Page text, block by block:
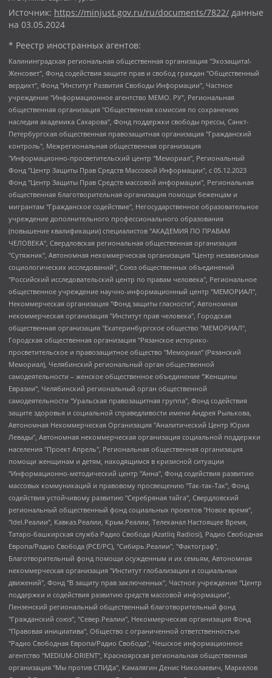
Источник: https://minjust.gov.ru/ru/documents/7822/ данные
на 03.05.2024
* Реестр иностранных агентов:
Калининградская региональная общественная организация "Экозащита!-Женсовет", Фонд содействия защите прав и свобод граждан "Общественный вердикт", Фонд "Институт Развития Свободы Информации", Частное учреждение "Информационное агентство МЕМО. РУ", Региональная общественная организация "Общественная комиссия по сохранению наследия академика Сахарова", Фонд поддержки свободы прессы, Санкт-Петербургская общественная правозащитная организация "Гражданский контроль", Межрегиональная общественная организация "Информационно-просветительский центр "Мемориал", Региональный Фонд "Центр Защиты Прав Средств Массовой Информации", с 05.12.2023 Фонд "Центр Защиты Прав Средств массовой информации", Региональная общественная благотворительная организация помощи беженцам и мигрантам "Гражданское содействие", Негосударственное образовательное учреждение дополнительного профессионального образования (повышение квалификации) специалистов "АКАДЕМИЯ ПО ПРАВАМ ЧЕЛОВЕКА", Свердловская региональная общественная организация "Сутяжник", Автономная некоммерческая организация "Центр независимых социологических исследований", Союз общественных объединений "Российский исследовательский центр по правам человека", Региональное общественное учреждение научно-информационный центр "МЕМОРИАЛ", Некоммерческая организация "Фонд защиты гласности", Автономная некоммерческая организация "Институт прав человека", Городская общественная организация "Екатеринбургское общество "МЕМОРИАЛ", Городская общественная организация "Рязанское историко-просветительское и правозащитное общество "Мемориал" (Рязанский Мемориал), Челябинский региональный орган общественной самодеятельности – женское общественное объединение "Женщины Евразии", Челябинский региональный орган общественной самодеятельности "Уральская правозащитная группа", Фонд содействия защите здоровья и социальной справедливости имени Андрея Рылькова, Автономная Некоммерческая Организация "Аналитический Центр Юрия Левады", Автономная некоммерческая организация социальной поддержки населения "Проект Апрель", Региональная общественная организация помощи женщинам и детям, находящимся в кризисной ситуации "Информационно-методический центр "Анна", Фонд содействия развитию массовых коммуникаций и правовому просвещению "Так-так-Так", Фонд содействия устойчивому развитию "Серебряная тайга", Свердловский региональный общественный фонд социальных проектов "Новое время", "Idel.Реалии", Кавказ.Реалии, Крым.Реалии, Телеканал Настоящее Время, Татаро-башкирская служба Радио Свобода (Azatliq Radiosi), Радио Свободная Европа/Радио Свобода (PCE/PC), "Сибирь.Реалии", "Фактограф", Благотворительный фонд помощи осужденным и их семьям, Автономная некоммерческая организация "Институт глобализации и социальных движений", Фонд "В защиту прав заключенных", Частное учреждение "Центр поддержки и содействия развитию средств массовой информации", Пензенский региональный общественный благотворительный фонд "Гражданский союз", "Север.Реалии", Некоммерческая организация Фонд "Правовая инициатива", Общество с ограниченной ответственностью "Радио Свободная Европа/Радио Свобода", Чешское информационное агентство "MEDIUM-ORIENT", Красноярская региональная общественная организация "Мы против СПИДа", Камалягин Денис Николаевич, Маркелов Сергей Евгеньевич, Пономарев Лев Александрович, Савицкая Людмила Алексеевна, Автономная некоммерческая организация "Центр по работе с проблемой насилия "НАСИЛИЮ.НЕТ", Межрегиональный профессиональный союз работников здравоохранения "Альянс врачей", Юридическое лицо, зарегистрированное в Латвийской Республике, SIA "Medusa Project" (регистрационный номер 40103797863, дата регистрации 10.06.2014), Некоммерческая организация "Фонд по борьбе с коррупцией", Автономная некоммерческая организация "Институт права и публичной политики", Баданин Роман Сергеевич, Гликин Максим Александрович, Железнова Мария Михайловна, Лукьянова Юлия Сергеевна, Маетная Елизавета Витальевна, Маняхин Петр Борисович, Чуракова Ольга Владимировна, Ярош Юлия Петровна, Юридическое лицо "The Insider SIA", зарегистрированное в Риге, Латвийская Республика (дата регистрации 26.06.2015), являющееся администратором доменного имени интернет-издания "The Insider SIA", https://theins.ru, Постернак Алексей Евгеньевич, Рубин Михаил Аркадьевич, Анин Роман Александрович, Юридическое лицо Istories fonds, зарегистрированное в Латвийской Республике (регистрационный номер 50008295751, дата регистрации 24.02.2020), Великовский Дмитрий Александрович, Долинина Ирина Николаевна, Мароховская Алеся Алексеевна, Шлейнов Роман Юрьевич, Шмагун Олеся Валентиновна, Общество с ограниченной ответственностью "Альтаир 2021", Общество с ограниченной ответственностью "Вега 2021", Общество с ограниченной ответственностью "Главный редактор 2021", Общество с ограниченной ответственностью "Ромашки монолит", Важенков Артем Валерьевич, Ивановская областная общественная организация "Центр гендерных исследований", Гурман Юрий Альбертович, Медиапроект "ОВД-Инфо", Егоров Владимир Владимирович, Жилинский Владимир Александрович, Общество с ограниченной ответственностью "ЗП", Иванова София Юрьевна, Карезина Инна Павловна, Кильтау Екатерина Викторовна, Петров Алексей Викторович, Пискунов Сергей Евгеньевич, Смирнов Сергей Сергеевич, Тихонов Михаил Сергеевич, Общество с ограниченной ответственностью "ЖУРНАЛИСТ-ИНОСТРАННЫЙ АГЕНТ", Арапова Галина Юрьевна, Вольтская Татьяна Анатольевна, Американская компания "Mason G.E.S. Anonymous Foundation" (США), являющаяся владельцем интернет-издания https://mnews.world/, Компания "Stichting Bellingcat", зарегистрированная в Нидерландах (дата регистрации 11.07.2018), Захаров Андрей Вячеславович, Клепиковская Екатерина Дмитриевна, Общество с ограниченной ответственностью "МЕМО", Перл Роман Александрович, Симонов Евгений Алексеевич, Соловьева Елена Анатольевна, Сотников Даниил Владимирович, Сурначева Елизавета Дмитриевна, Автономная некоммерческая организация по защите прав человека и информированию населения "Якутия – Наше Мнение", Общество с ограниченной ответственностью "Москоу диджитал медиа", с 26.01.2023 Общество с ограниченной ответственностью "Чайка Белые сады", Ветошкина Валерия Валерьевна, Заговора Максим Александрович, Межрегиональное общественное движение "Российская ЛГБТ - сеть", Оленичев Максим Владимирович, Павлов Иван Юрьевич, Скворцова Елена Сергеевна, Общество с ограниченной ответственностью "Как бы инагент", Кочетков Игорь Викторович, Общество с ограниченной ответственностью "Честные выборы", Еланчик Олег Александрович, Общество с ограниченной ответственностью "Нобелевский призыв", Гималова Регина Эмилевна, Григорьев Андрей Валерьевич, Григорьева Алина Александровна, Ассоциация по содействию защите прав призывников, альтернативнослужащих и военнослужащих "Правозащитная группа "Гражданин.Армия.Право", Хисамова Регина Фаритовна, Автономная некоммерческая организация по реализации социально-правовых программ "Лилит", Дальневосточное общественное движение "Маяк", Санкт-Петербургская ЛГБТ-инициативная группа "Выход", Инициативная группа ЛГБТ+ "Реверс", Алексеев Андрей Викторович, Бекбулатова Таисия Львовна, Беляев Иван Михайлович, Владыкина Елена Сергеевна, Гельман Марат Александрович, Никульшина Вероника Юрьевна, Толоконникова Надежда Андреевна, Шендерович Виктор Анатольевич, Общество с ограниченной ответственностью "Данное сообщение", Общество с ограниченной ответственностью Издательский дом "Новая глава", Айнбиндер Александра Александровна, Московский комьюнити-центр для ЛГБТ+инициатив, Благотворительный фонд развития филантропии, Deutsche Welle (Германия, Kurt-Schumacher-Strasse 3, 53113 Bonn), Борзунова Мария Михайловна, Воробьев Виктор Викторович, Голубева Анна Львовна, Константинова Алла Михайловна, Малкова Ирина Владимировна, Мурадов Мурад Абдулгалимович, Осетинская Елизавета Николаевна, Понасенков Евгений Николаевич, Ганапольский Матвей Юрьевич, Киселев Евгений Алексеевич, Борухович Ирина Григорьевна, Дремин Иван Тимофеевич, Дубровский Дмитрий Викторович, Красноярская региональная общественная организация поддержки и развития альтернативных образовательных технологий и межкультурных коммуникаций "ИНТЕРРА", Маяковская Екатерина Алексеевна, Фейгин Марк Захарович, Филимонов Андрей Викторович, Дзугкоева Регина Николаевна, Доброхотов Роман Александрович, Дудь Юрий Александрович, Елкин Сергей Владимирович, Кругликов Кирилл Игоревич, Сабунаева Мария Леонидовна, Семенов Алексей Владимирович, Шаинян Карен Багратович, Шульман Екатерина Михайловна, Асафьев Артур Валерьевич, Вахштайн Виктор Семенович, Венедиктов Алексей Алексеевич, Лушникова Екатерина Евгеньевна, Волков Леонид Михайлович, Невзоров Александр Глебович, Пархоменко Сергей Борисович, Сироткин Ярослав Николаевич, Кара-Мурза Владимир Владимирович, Баранова Наталья Владимировна, Гозман Леонид Яковлевич, Кагарлицкий Борис Юльевич, Климарев Михаил Валерьевич, Милов Владимир Станиславович, Автономная некоммерческая организация Краснодарский центр современного искусства "Типография", Моргенштерн Алишер Тагирович, Соболь Любовь Эдуардовна, Общество с ограниченной ответственностью "ЛИЗА НОРМ", Каспаров Гарри Кимович, Ходорковский Михаил Борисович, Общество с ограниченной ответственностью "Апрельские тезисы", Данилович Ирина Брониславовна, Кашин Олег Владимирович, Петров Николай Владимирович, Пивоваров Алексей Владимирович, Соколов Михаил Владимирович, Цветкова Юлия Владимировна, Чичваркин Евгений Александрович, Комитет против пыток/Команда против пыток, Общество с ограниченной ответственностью "Первый научный", Общество с ограниченной ответственностью "Вертолет и ко", Белоцерковская Вероника Борисовна, Кац Максим Евгеньевич, Лазарева Татьяна Юрьевна, Шаведдинов Руслан Табризович, Яшин Илья Валерьевич, Общество с ограниченной ответственностью "Иноагент ААВ", Алешковский Дмитрий Петрович, Альбац Евгения Марковна, Быков Дмитрий Львович, Галямина Юлия Евгеньевна, Лойко Сергей Леонидович, Мартынов Кирилл Константинович, Медведев Сергей Александрович, Крашенинников Федор Геннадиевич, Гордеева Катерина Вл